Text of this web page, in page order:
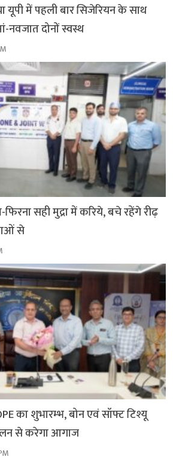
में पहली बार सिजेरियन के साथ
नवजात दोनों स्वस्थ
सही मुद्रा में करिये, बचे रहेंगे रीढ़
से
का शुभारम्भ, बोन एवं सॉफ्ट टिश्यू
से करेगा आगाज